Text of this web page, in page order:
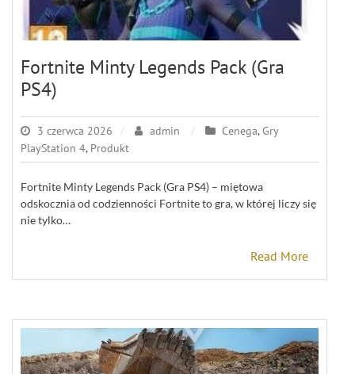
Fortnite Minty Legends Pack (Gra
PS4)
3 czerwca 2026 admin Cenega,Gry
PlayStation 4, Produkt
Fortnite Minty Legends Pack (Gra PS4) – miętowa
odskocznia od codzienności Fortnite to gra, w której liczy się
nie tylko…
Read More